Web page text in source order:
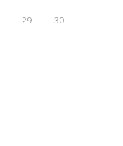
29 30